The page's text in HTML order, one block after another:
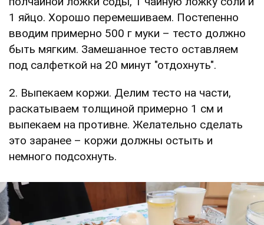
1 яйцо. Хорошо перемешиваем. Постепенно
вводим примерно 500 г муки – тесто должно
быть мягким. Замешанное тесто оставляем
под салфеткой на 20 минут "отдохнуть".
2. Выпекаем коржи. Делим тесто на части,
раскатываем толщиной примерно 1 см и
выпекаем на противне. Желательно сделать
это заранее – коржи должны остыть и
немного подсохнуть.